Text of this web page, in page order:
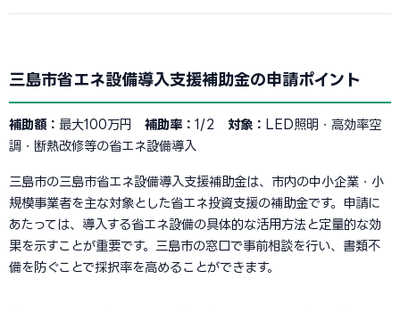
三島市省エネ設備導入支援補助金の申請ポイント
補助額： 最大100万円 補助率： 1/2 対象： LED照明・高効率空
調・断熱改修等の省エネ設備導入
三島市の三島市省エネ設備導入支援補助金は、市内の中小企業・小
規模事業者を主な対象とした省エネ投資支援の補助金です。申請に
あたっては、導入する省エネ設備の具体的な活用方法と定量的な効
果を示すことが重要です。三島市の窓口で事前相談を行い、書類不
備を防ぐことで採択率を高めることができます。